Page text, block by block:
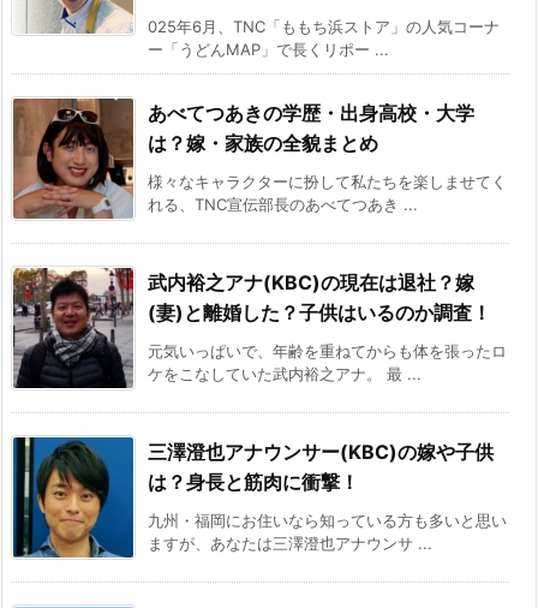
025年6月、TNC「ももち浜ストア」の人気コーナ
ー「うどんMAP」で長くリポー ...
あべてつあきの学歴・出身高校・大学
は？嫁・家族の全貌まとめ
様々なキャラクターに扮して私たちを楽しませてく
れる、TNC宣伝部長のあべてつあき ...
武内裕之アナ(KBC)の現在は退社？嫁
(妻)と離婚した？子供はいるのか調査！
元気いっぱいで、年齢を重ねてからも体を張ったロ
ケをこなしていた武内裕之アナ。 最 ...
三澤澄也アナウンサー(KBC)の嫁や子供
は？身長と筋肉に衝撃！
九州・福岡にお住いなら知っている方も多いと思い
ますが、あなたは三澤澄也アナウンサ ...